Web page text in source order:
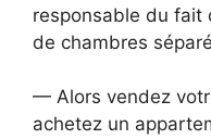
responsable du fait
de chambres
— Alors vendez
achetez un